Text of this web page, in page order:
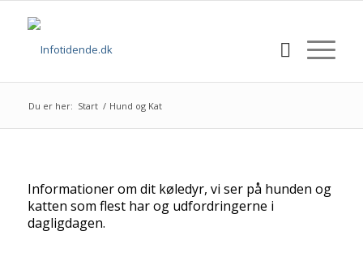
Du er her: Start / Hund og Kat
Informationer om dit køledyr, vi ser på hunden og
katten som flest har og udfordringerne i
dagligdagen.